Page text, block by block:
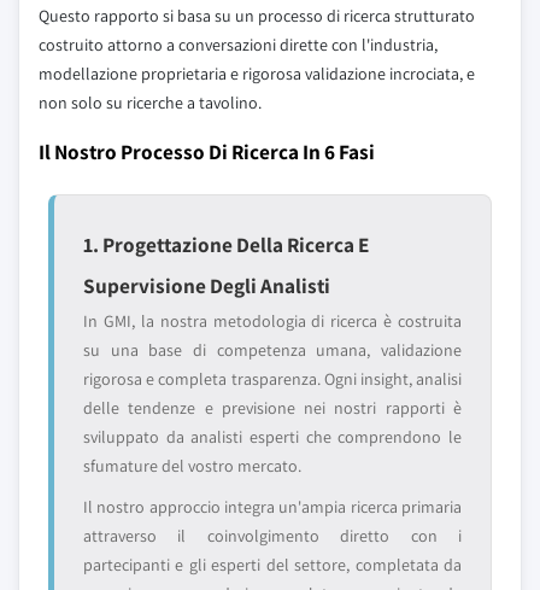
Questo rapporto si basa su un processo di ricerca strutturato
costruito attorno a conversazioni dirette con l'industria,
modellazione proprietaria e rigorosa validazione incrociata, e
non solo su ricerche a tavolino.
Il Nostro Processo Di Ricerca In 6 Fasi
1. Progettazione Della Ricerca E
Supervisione Degli Analisti
In GMI, la nostra metodologia di ricerca è costruita
su una base di competenza umana, validazione
rigorosa e completa trasparenza. Ogni insight, analisi
delle tendenze e previsione nei nostri rapporti è
sviluppato da analisti esperti che comprendono le
sfumature del vostro mercato.
Il nostro approccio integra un'ampia ricerca primaria
attraverso il coinvolgimento diretto con i
partecipanti e gli esperti del settore, completata da